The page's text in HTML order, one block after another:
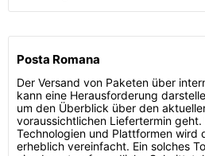
Posta Romana
Der Versand von Paketen über
kann eine Herausforderung
um den Überblick über den
voraussichtlichen Liefertermin
Technologien und Plattformen wird
erheblich vereinfacht. Ein solches